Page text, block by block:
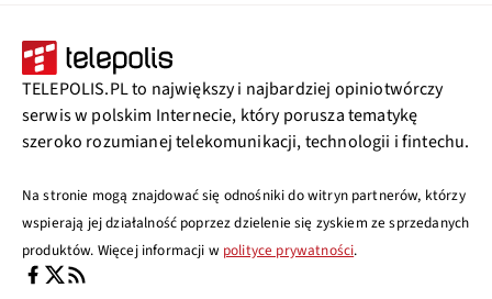
TELEPOLIS.PL to największy i najbardziej opiniotwórczy
serwis w polskim Internecie, który porusza tematykę
szeroko rozumianej telekomunikacji, technologii i fintechu.
Na stronie mogą znajdować się odnośniki do witryn partnerów, którzy
wspierają jej działalność poprzez dzielenie się zyskiem ze sprzedanych
produktów. Więcej informacji w polityce prywatności.